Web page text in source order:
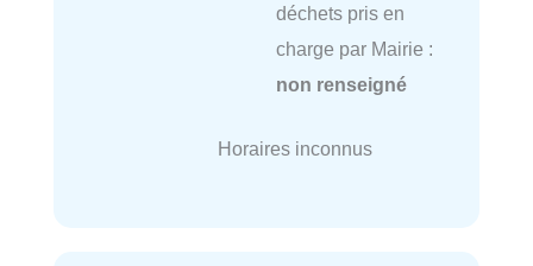
déchets pris en
charge par Mairie :
non renseigné
Horaires inconnus